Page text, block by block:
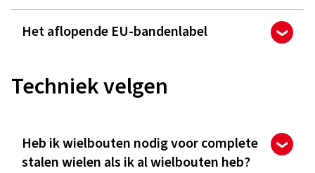
Het aflopende EU-bandenlabel
Techniek velgen
Heb ik wielbouten nodig voor complete
stalen wielen als ik al wielbouten heb?